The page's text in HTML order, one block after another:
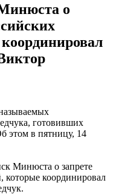
о
готовивших
этом в пятницу, 14
Минюста о запрете
которые координировал